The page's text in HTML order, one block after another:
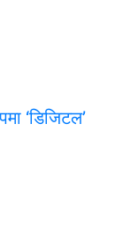
‘डिजिटल’